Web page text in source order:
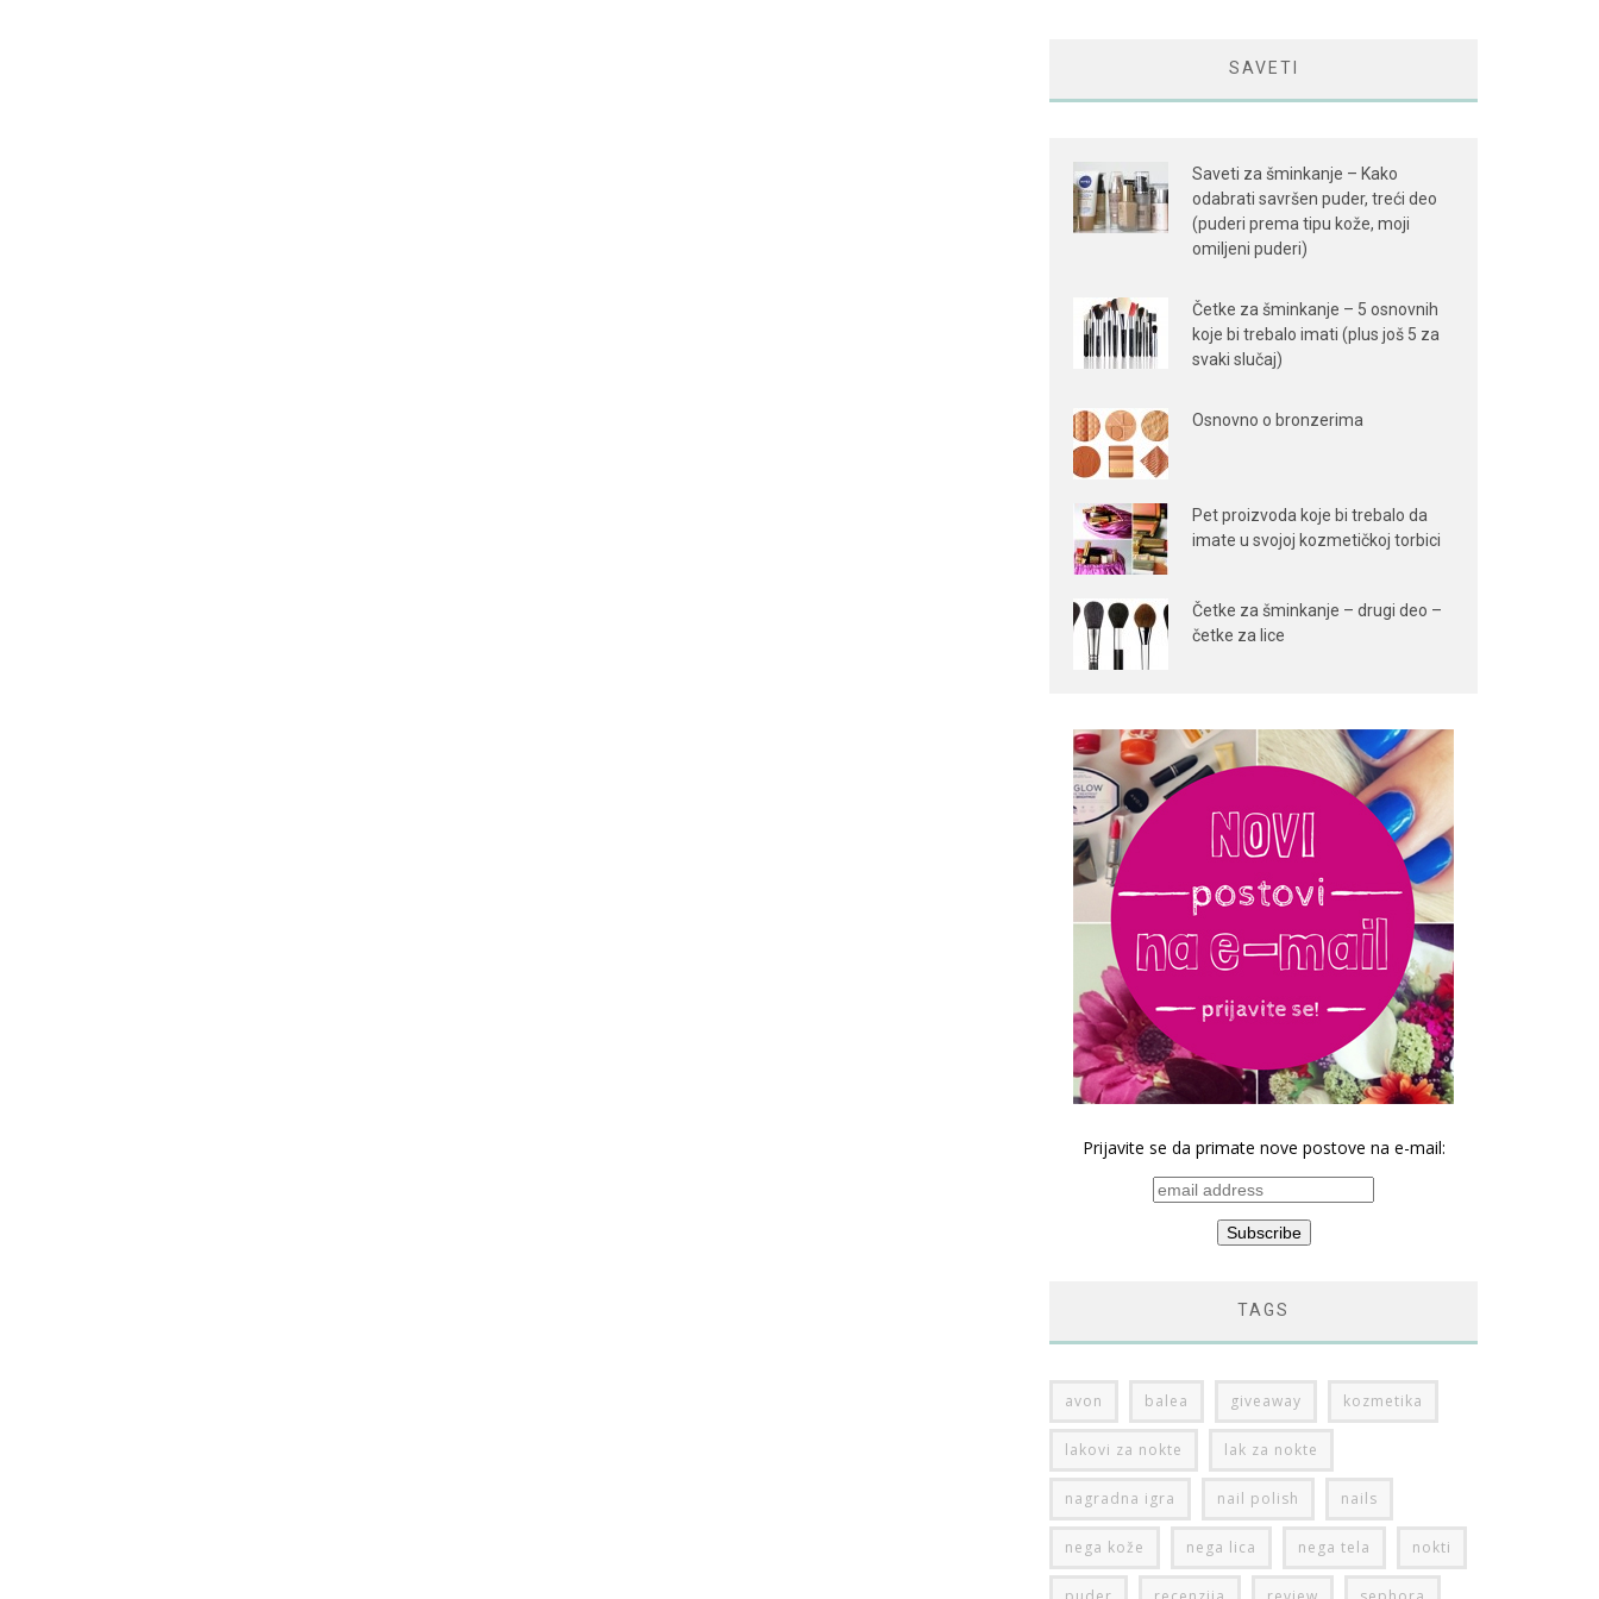
SAVETI
Saveti za šminkanje – Kako
odabrati savršen puder, treći deo
(puderi prema tipu kože, moji
omiljeni puderi)
Četke za šminkanje – 5 osnovnih
koje bi trebalo imati (plus još 5 za
svaki slučaj)
Osnovno o bronzerima
Pet proizvoda koje bi trebalo da
imate u svojoj kozmetičkoj torbici
Četke za šminkanje – drugi deo –
četke za lice
Prijavite se da primate nove postove na e-mail:
TAGS
avon balea giveaway kozmetika
lakovi za nokte lak za nokte
nagradna igra nail polish nails
nega kože nega lica nega tela nokti